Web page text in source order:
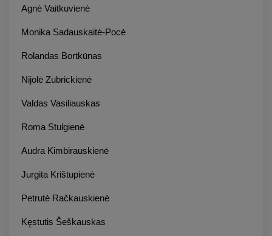
Agnė Vaitkuvienė
Monika Sadauskaitė-Pocė
Rolandas Bortkūnas
Nijolė Zubrickienė
Valdas Vasiliauskas
Roma Stulgienė
Audra Kimbirauskienė
Jurgita Krištupienė
Petrutė Račkauskienė
Kęstutis Šeškauskas